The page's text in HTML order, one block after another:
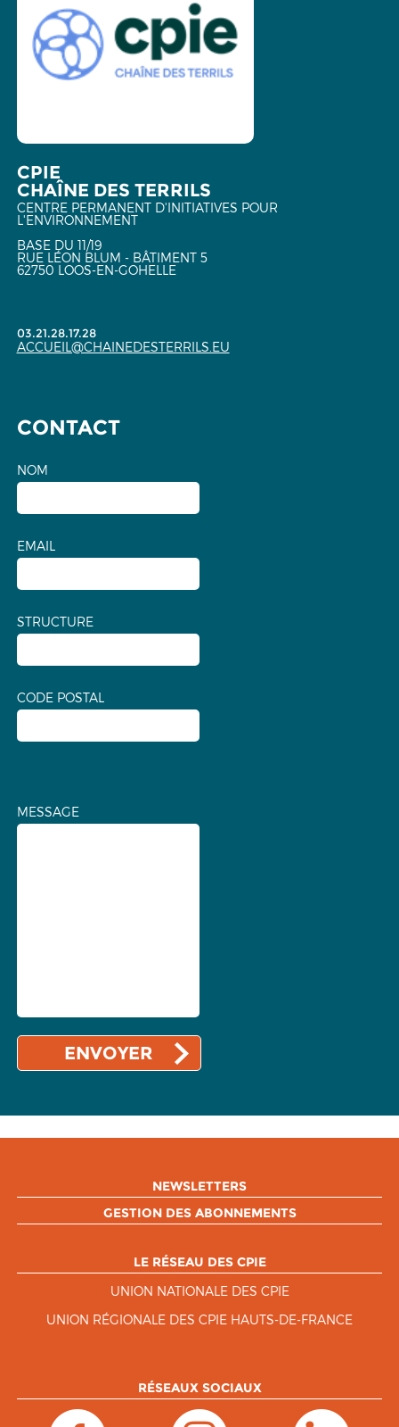
CPIE
CHAÎNE DES TERRILS
CENTRE PERMANENT D'INITIATIVES POUR
L'ENVIRONNEMENT
BASE DU 11/19
RUE LÉON BLUM - BÂTIMENT 5
62750 LOOS-EN-GOHELLE
03.21.28.17.28
ACCUEIL@CHAINEDESTERRILS.EU
CONTACT
NOM
EMAIL
STRUCTURE
CODE POSTAL
MESSAGE
NEWSLETTERS
GESTION DES ABONNEMENTS
LE RÉSEAU DES CPIE
UNION NATIONALE DES CPIE
UNION RÉGIONALE DES CPIE HAUTS-DE-FRANCE
RÉSEAUX SOCIAUX